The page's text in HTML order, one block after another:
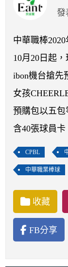
開賽列表
運彩教學專
發
中華職棒
10月20日起
ibon機台搶先
女孩
預購包以五包
含40張球員卡
CPBL
中華職業棒球
收藏
FB分享